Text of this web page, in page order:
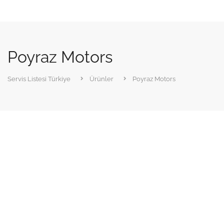
Poyraz Motors
Servis Listesi Türkiye Ürünler Poyraz Motors